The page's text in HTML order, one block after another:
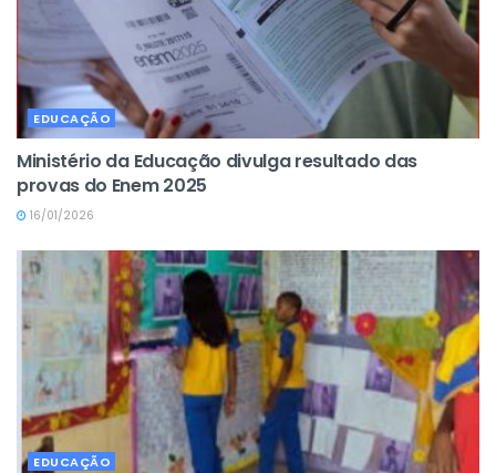
EDUCAÇÃO
Ministério da Educação divulga resultado das
provas do Enem 2025
16/01/2026
EDUCAÇÃO